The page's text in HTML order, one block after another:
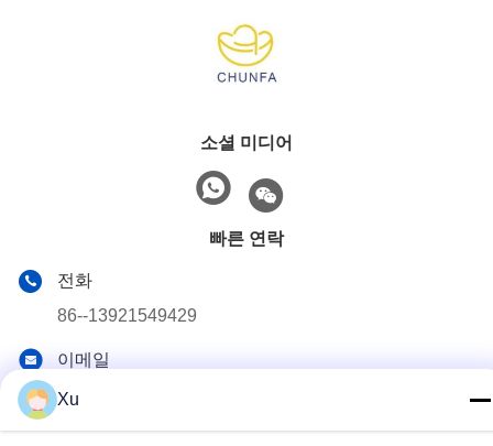
소셜 미디어
빠른 연락
전화
86--13921549429
이메일
532072953@qq.com
주소
Xu